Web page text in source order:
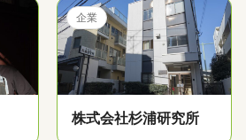
企業
株式会社杉浦研究所